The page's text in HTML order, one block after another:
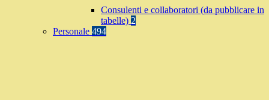
Consulenti e collaboratori (da pubblicare in
tabelle) 2
Personale 494